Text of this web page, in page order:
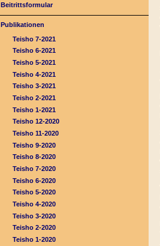
Beitrittsformular
Publikationen
Teisho 7-2021
Teisho 6-2021
Teisho 5-2021
Teisho 4-2021
Teisho 3-2021
Teisho 2-2021
Teisho 1-2021
Teisho 12-2020
Teisho 11-2020
Teisho 9-2020
Teisho 8-2020
Teisho 7-2020
Teisho 6-2020
Teisho 5-2020
Teisho 4-2020
Teisho 3-2020
Teisho 2-2020
Teisho 1-2020